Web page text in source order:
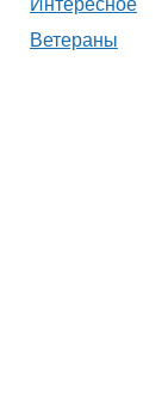
Ветераны